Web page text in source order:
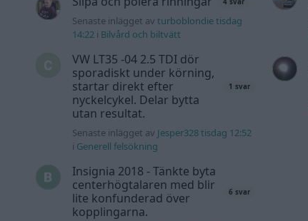
4 svar
Senaste inlägget avturboblondie tisdag
14:22 i Bilvård och biltvätt
VW LT35 -04 2.5 TDI dör
sporadiskt under körning,
startar direkt efter
nyckelcykel. Delar bytta
utan resultat.
1 svar
Senaste inlägget av Jesper328 tisdag 12:52
i Generell felsökning
Insignia 2018 - Tänkte byta
centerhögtalaren med blir
lite konfunderad över
kopplingarna.
6 svar